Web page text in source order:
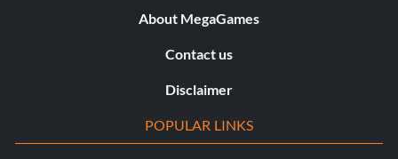
About MegaGames
Contact us
Disclaimer
POPULAR LINKS